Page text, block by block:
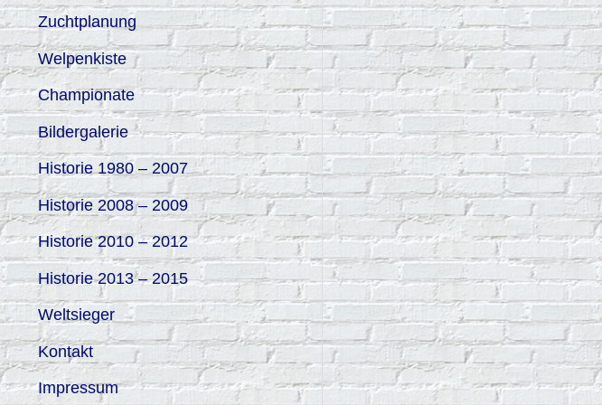
h
:
Zuchtplanung
Welpenkiste
Championate
Bildergalerie
Historie 1980 – 2007
Historie 2008 – 2009
Historie 2010 – 2012
Historie 2013 – 2015
Weltsieger
Kontakt
Impressum